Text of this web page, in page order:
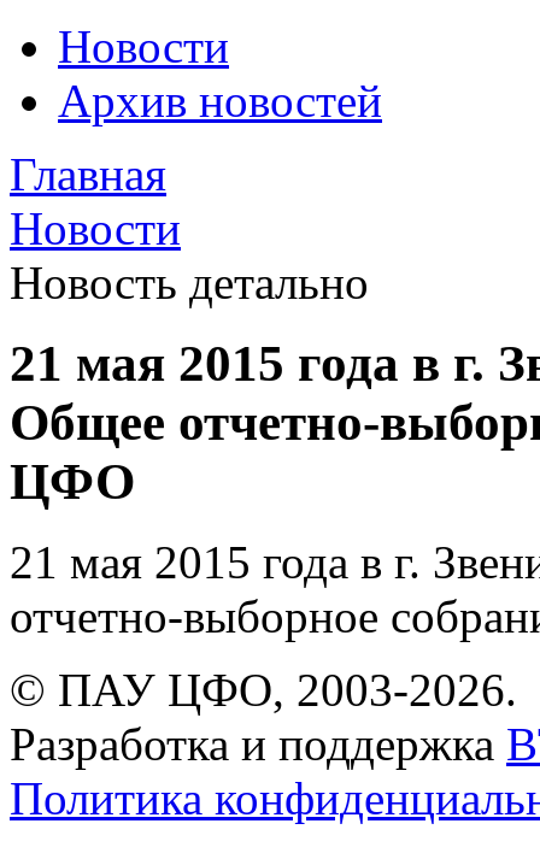
Новости
Архив новостей
Главная
Новости
Новость детально
21 мая 2015 года в г.
Общее отчетно-
ЦФО
21 мая 2015 года в г.
отчетно-выборное
© ПАУ ЦФО, 2003-2026.
Разработка и поддержка
Политика